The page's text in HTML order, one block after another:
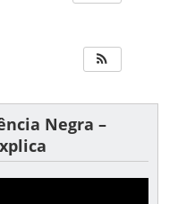
Negra –